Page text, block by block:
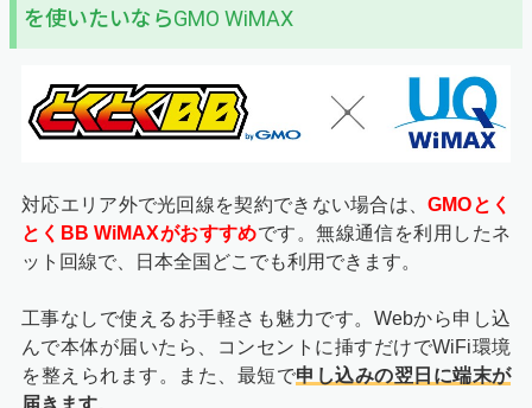
を使いたいならGMO WiMAX
対応エリア外で光回線を契約できない場合は、GMOとく
とくBB WiMAXがおすすめです。無線通信を利用したネ
ット回線で、日本全国どこでも利用できます。
工事なしで使えるお手軽さも魅力です。Webから申し込
んで本体が届いたら、コンセントに挿すだけでWiFi環境
を整えられます。また、最短で申し込みの翌日に端末が